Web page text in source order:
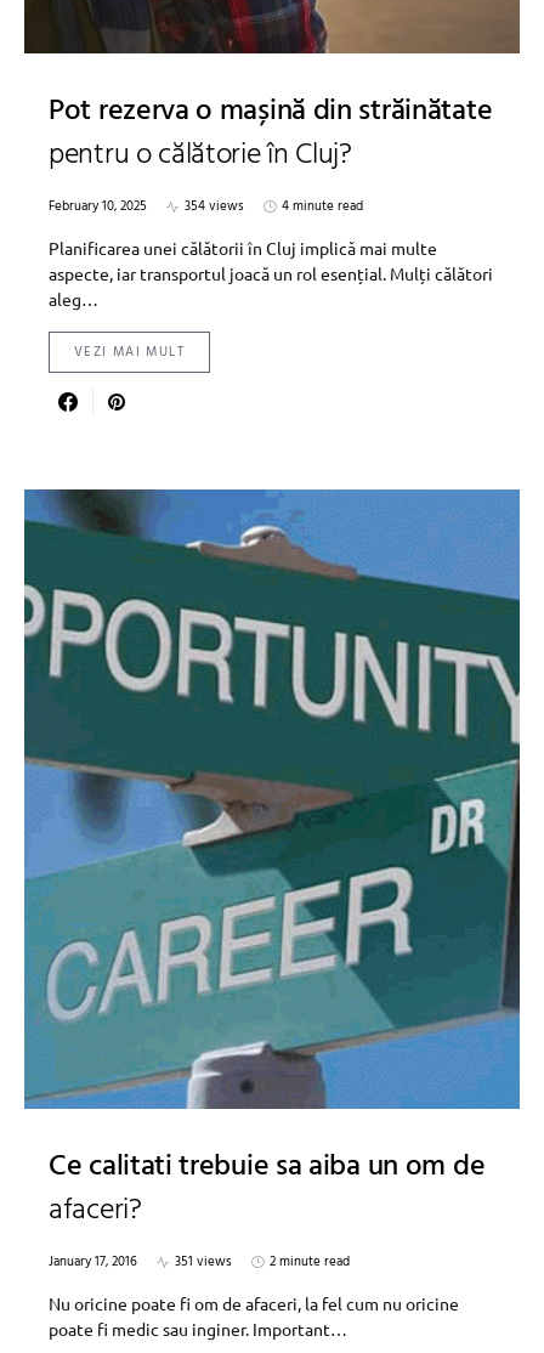
Pot rezerva o mașină din străinătate
pentru o călătorie în Cluj?
February 10, 2025 354 views
4 minute read
Planificarea unei călătorii în Cluj implică mai multe
aspecte, iar transportul joacă un rol esențial. Mulți călători
aleg…
VEZI MAI MULT
Ce calitati trebuie sa aiba un om de
afaceri?
January 17, 2016 351 views
2 minute read
Nu oricine poate fi om de afaceri, la fel cum nu oricine
poate fi medic sau inginer. Important…